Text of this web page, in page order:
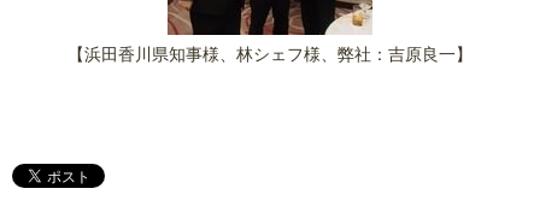
【浜田香川県知事様、林シェフ様、弊社：吉原良一】